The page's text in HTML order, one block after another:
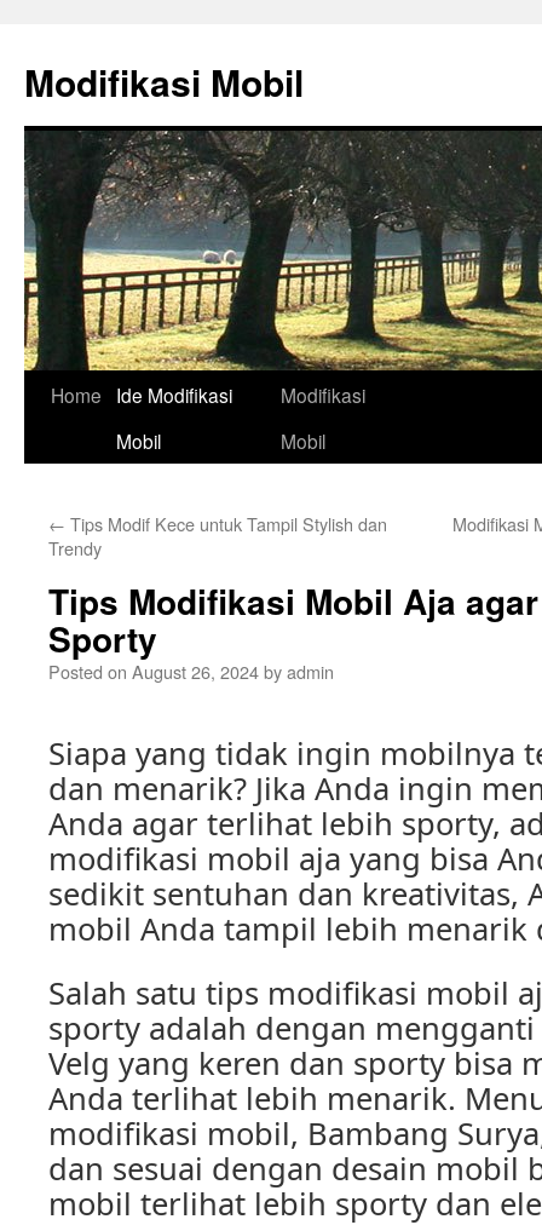
content
Modifikasi Mobil
Home
Ide Modifikasi
Mobil
Modifikasi
Mobil
← Tips Modif Kece untuk Tampil Stylish dan
Trendy
Modifikasi
Tips Modifikasi Mobil Aja
Sporty
Posted on August 26, 2024byadmin
Siapa yang tidak ingin mobilnya
dan menarik? Jika Anda ingin
Anda agar terlihat lebih sporty,
modifikasi mobil aja yang bisa
sedikit sentuhan dan kreativitas,
mobil Anda tampil lebih menarik
Salah satu tips modifikasi mobil
sporty adalah dengan
Velg yang keren dan sporty bisa
Anda terlihat lebih menarik.
modifikasi mobil, Bambang
dan sesuai dengan desain mobil
mobil terlihat lebih sporty dan